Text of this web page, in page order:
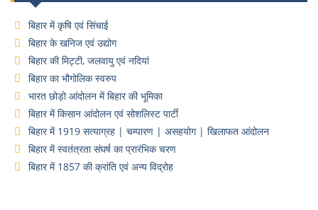
बिहार में कृषि एवं सिंचाई
बिहार के खनिज एवं उद्योग
बिहार की मिट्टी, जलवायु एवं नदियां
बिहार का भौगोलिक स्वरुप
भारत छोड़ो आंदोलन में बिहार की भूमिका
बिहार में किसान आंदोलन एवं सोशलिस्ट पार्टी
बिहार में 1919 सत्याग्रह | चम्पारण | असहयोग | खिलाफत आंदोलन
बिहार में स्वतंत्रता संघर्ष का प्रारंभिक चरण
बिहार में 1857 की क्रांति एवं अन्य विद्रोह